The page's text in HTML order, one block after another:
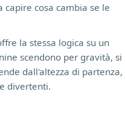
cosa cambia se le
la stessa logica su un
scendono per gravità, si
dall'altezza di partenza,
divertenti.